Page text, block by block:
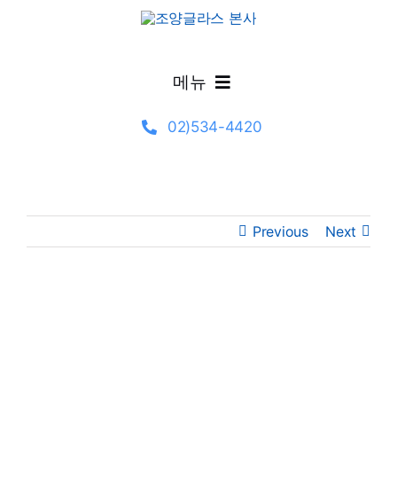
메뉴
글라스 선택·기술 가이드
02)534-4420
Previous Next